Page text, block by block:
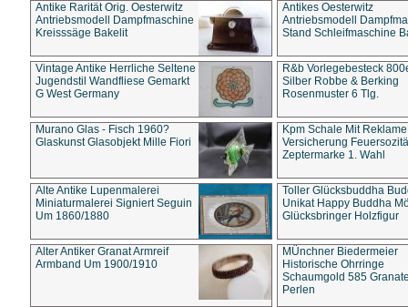
Antike Rarität Orig. Oesterwitz
Antriebsmodell Dampfmaschine
Kreisssäge Bakelit
Antikes Oesterwitz
Antriebsmodell
Stand Schleifmaschine
Vintage Antike Herrliche Seltene
Jugendstil Wandfliese Gemarkt
G West Germany
R&b Vorlegebesteck
Silber Robbe & Berking
Rosenmuster 6 Tlg.
Murano Glas - Fisch 1960?
Glaskunst Glasobjekt Mille Fiori
Kpm Schale Mit Reklame
Versicherung
Zeptermarke 1. Wahl
Alte Antike Lupenmalerei
Miniaturmalerei Signiert Seguin
Um 1860/1880
Toller Glücksbuddha
Unikat Happy Buddha
Glücksbringer Holzfigur
Alter Antiker Granat Armreif
Armband Um 1900/1910
MÜnchner Biedermeier
Historische Ohrringe
Schaumgold 585
Perlen